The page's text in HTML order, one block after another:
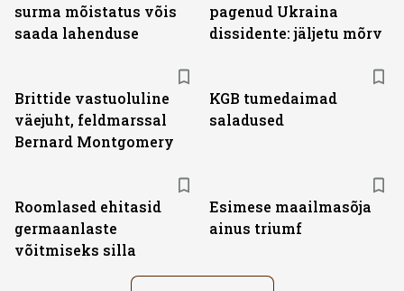
surma mõistatus võis
saada lahenduse
pagenud Ukraina
dissidente: jäljetu mõrv
Brittide vastuoluline
väejuht, feldmarssal
Bernard Montgomery
KGB tumedaimad
saladused
Roomlased ehitasid
germaanlaste
võitmiseks silla
Esimese maailmasõja
ainus triumf